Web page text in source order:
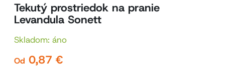
Tekutý prostriedok na pranie
Levandula Sonett
Skladom: áno
Od 0,87 €